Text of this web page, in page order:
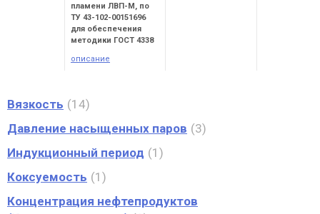
пламени ЛВП-М, по
ТУ 43-102-00151696
для обеспечения
методики ГОСТ 4338
описание
Вязкость
14
Давление насыщенных паров
3
Индукционный период
1
Коксуемость
1
Концентрация нефтепродуктов